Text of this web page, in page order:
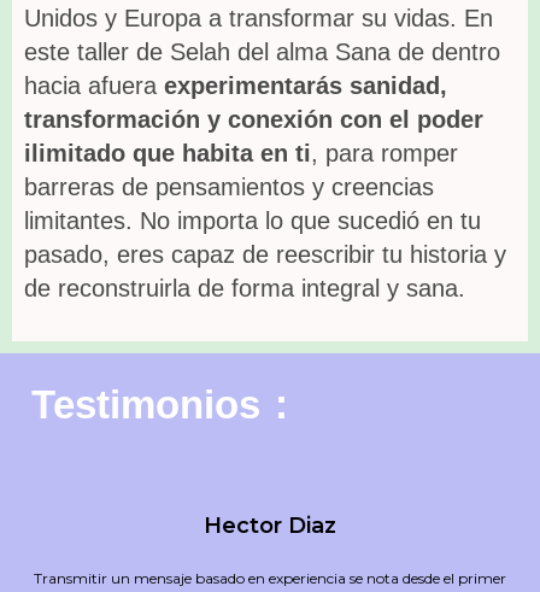
Unidos y Europa a transformar su vidas. En
este taller de Selah del alma Sana de dentro
hacia afuera experimentarás sanidad,
transformación y conexión con el poder
ilimitado que habita en ti, para romper
barreras de pensamientos y creencias
limitantes. No importa lo que sucedió en tu
pasado, eres capaz de reescribir tu historia y
de reconstruirla de forma integral y sana.
Testimonios :
Hector Diaz
Transmitir un mensaje basado en experiencia se nota desde el primer